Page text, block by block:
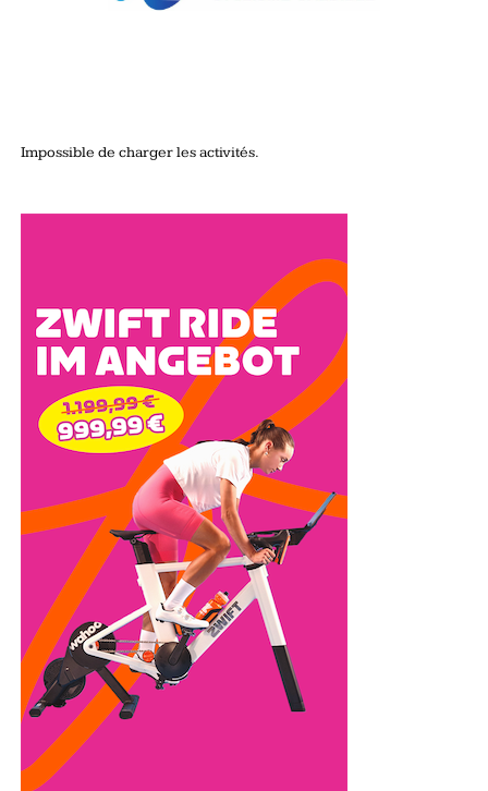
Impossible de charger les activités.